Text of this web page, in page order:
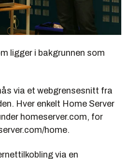
ligger i bakgrunnen som
via et webgrensesnitt fra
Hver enkelt Home Server
homeserver.com, for
home.
via en